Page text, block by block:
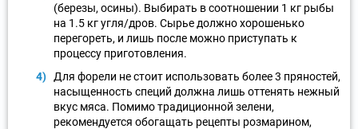
(березы, осины). Выбирать в соотношении 1 кг рыбы
на 1.5 кг угля/дров. Сырье должно хорошенько
перегореть, и лишь после можно приступать к
процессу приготовления.
Для форели не стоит использовать более 3 пряностей,
насыщенность специй должна лишь оттенять нежный
вкус мяса. Помимо традиционной зелени,
рекомендуется обогащать рецепты розмарином,